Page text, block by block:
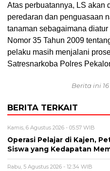
Atas perbuatannya, LS akan
peredaran dan penguasaan
tanaman sebagaimana
Nomor 35 Tahun 2009
pelaku masih menjalani
Satresnarkoba Polres
Berita ini
BERITA TERKAIT
Kamis, 6 Agustus 2026 - 05:57 WIB
Operasi Pelajar di Kajen,
Siswa yang Kedapatan
Rabu, 5 Agustus 2026 - 12:34 WIB